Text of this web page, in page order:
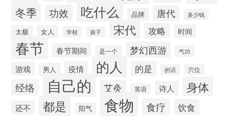
冬季 功效 吃什么 品牌 唐代 多少钱
太极 女人 学校 孩子 宋代 攻略 时间
春节 春节期间 是一个 梦幻西游 气功
游戏 男人 疫情 的人 的是 的话 穴位
经络 自己的 艾灸 英语 诗人 身体
还不 都是 阳气 食物 食疗 饮食